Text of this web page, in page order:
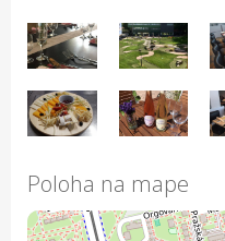
Poloha na mape